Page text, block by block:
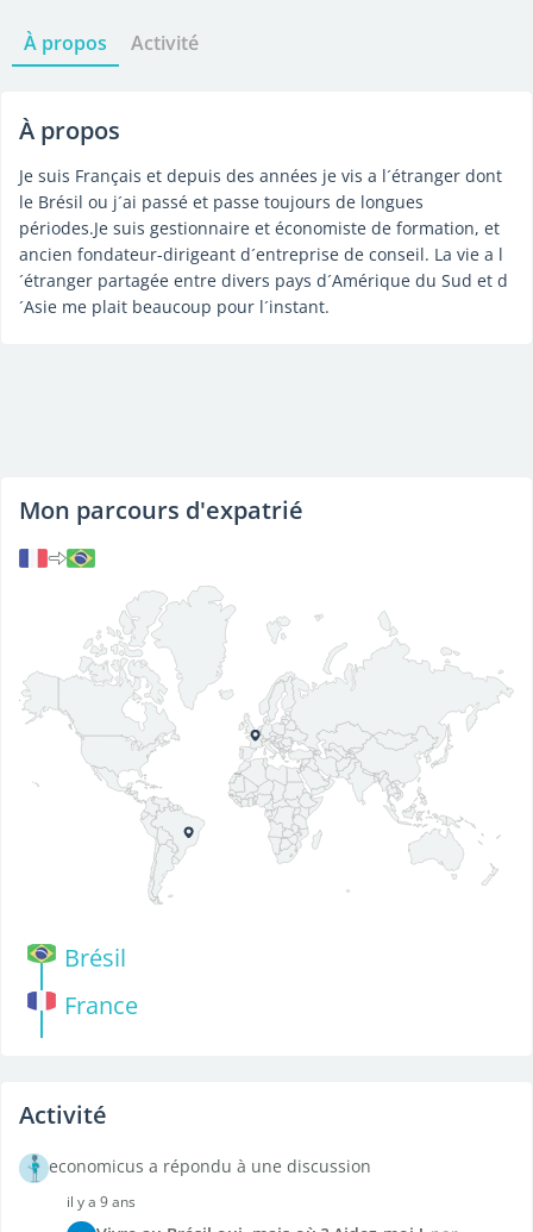
À propos Activité
À propos
Je suis Français et depuis des années je vis a l´étranger dont
le Brésil ou j´ai passé et passe toujours de longues
périodes.Je suis gestionnaire et économiste de formation, et
ancien fondateur-dirigeant d´entreprise de conseil. La vie a l
´étranger partagée entre divers pays d´Amérique du Sud et d
´Asie me plait beaucoup pour l´instant.
Mon parcours d'expatrié
Brésil
France
Activité
economicus a répondu à une discussion
il y a 9 ans